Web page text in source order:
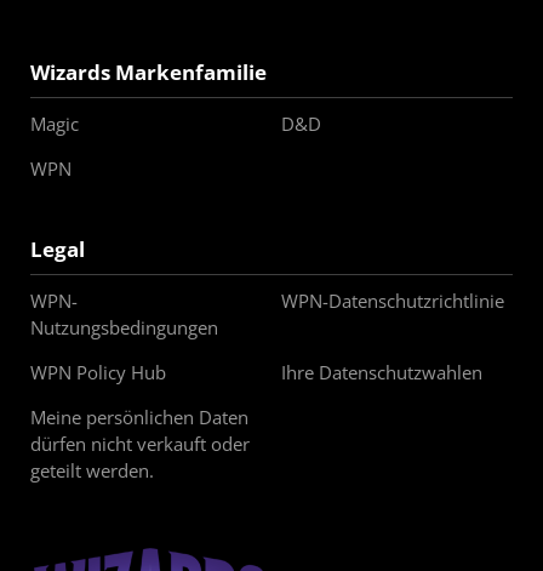
Wizards Markenfamilie
Magic
D&D
WPN
Legal
WPN-
Nutzungsbedingungen
WPN-Datenschutzrichtlinie
WPN Policy Hub
Ihre Datenschutzwahlen
Meine persönlichen Daten
dürfen nicht verkauft oder
geteilt werden.